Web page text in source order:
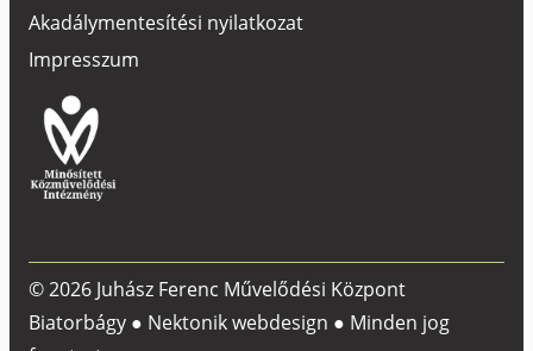
Akadálymentesítési nyilatkozat
Impresszum
© 2026 Juhász Ferenc Művelődési Központ
Biatorbágy ● Nektonik webdesign ● Minden jog